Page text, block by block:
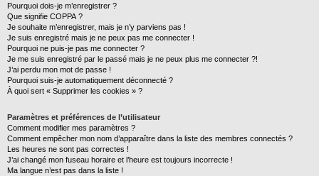
Pourquoi dois-je m’enregistrer ?
Que signifie COPPA ?
Je souhaite m’enregistrer, mais je n’y parviens pas !
Je suis enregistré mais je ne peux pas me connecter !
Pourquoi ne puis-je pas me connecter ?
Je me suis enregistré par le passé mais je ne peux plus me connecter ?!
J’ai perdu mon mot de passe !
Pourquoi suis-je automatiquement déconnecté ?
À quoi sert « Supprimer les cookies » ?
Paramètres et préférences de l’utilisateur
Comment modifier mes paramètres ?
Comment empêcher mon nom d’apparaître dans la liste des membres connectés ?
Les heures ne sont pas correctes !
J’ai changé mon fuseau horaire et l’heure est toujours incorrecte !
Ma langue n’est pas dans la liste !